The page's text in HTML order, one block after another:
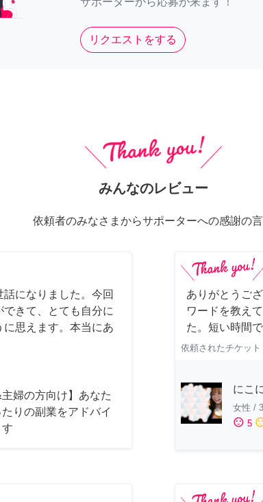
リクエストをする
みんなのレビュー
依頼者のみなさまからサポーターへの感謝の
になりました。今回
きて、とても自分に
思えます。本当にあ
婦の方向け】あなた
りの副業をアドバイ
ありがとうご
ワードを教え
た。短い時間
依頼されたチケット
にこ
女性 /
sentiment_satisfied 5